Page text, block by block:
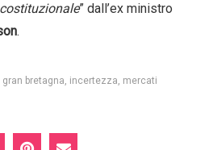
” dall’ex ministro
.
gran bretagna incertezza mercati